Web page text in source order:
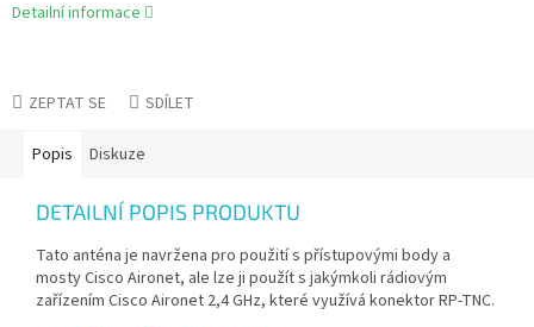
Detailní informace
ZEPTAT SE SDÍLET
Popis Diskuze
DETAILNÍ POPIS PRODUKTU
Tato anténa je navržena pro použití s přístupovými body a
mosty Cisco Aironet, ale lze ji použít s jakýmkoli rádiovým
zařízením Cisco Aironet 2,4 GHz, které využívá konektor RP-TNC.